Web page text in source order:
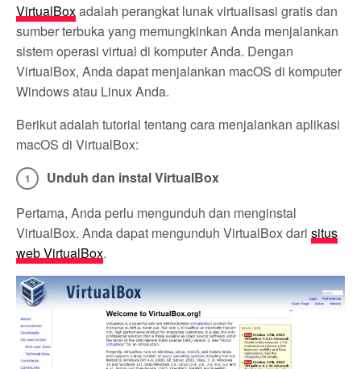
VirtualBoxadalah perangkat lunak virtualisasi gratis dan
sumber terbuka yang memungkinkan Anda menjalankan
sistem operasi virtual di komputer Anda. Dengan
VirtualBox, Anda dapat menjalankan macOS di komputer
Windows atau Linux Anda.
Berikut adalah tutorial tentang cara menjalankan aplikasi
macOS di VirtualBox:
Unduh dan instal VirtualBox
Pertama, Anda perlu mengunduh dan menginstal
VirtualBox. Anda dapat mengunduh VirtualBox darisitus
web VirtualBox.